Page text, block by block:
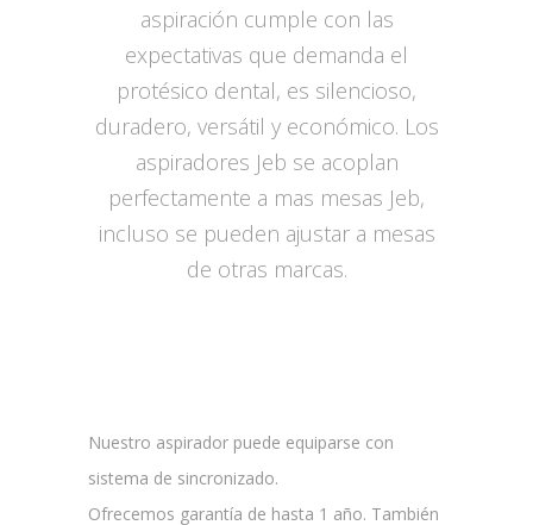
aspiración cumple con las
expectativas que demanda el
protésico dental, es silencioso,
duradero, versátil y económico. Los
aspiradores Jeb se acoplan
perfectamente a mas mesas Jeb,
incluso se pueden ajustar a mesas
de otras marcas.
Nuestro aspirador puede equiparse con
sistema de sincronizado.
Ofrecemos garantía de hasta 1 año. También